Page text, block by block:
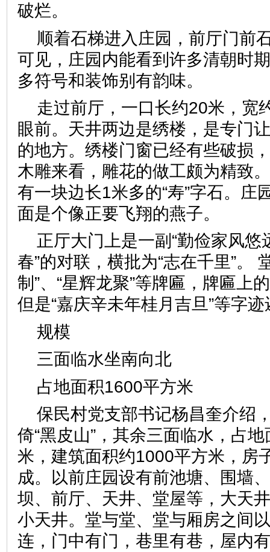
破烂。
顺着石梯进入庄园，前厅门前
可见，庄园内能看到许多清朝时
多符号和装饰别有韵味。
走过前厅，一口长约20米，宽
眼前。天井两边是绣楼，是专门
的地方。绣楼门窗已经有些破损
木雕来看，雕花的做工颇为精致
有一块边长1米多的“寿”字石。庄
面是个像正要飞翔的燕子。
正厅大门上是一副“勤俭家风悠
春”的对联，横批为“志在千里”。
制”、“星辉龙聚”等牌匾，牌匾上
但是“嘉庆辛未年桂月吉旦”等
规模
三面临水坐南向北
占地面积1600平方米
保民村党支部书记杨昌奎介绍
倚“黑皮山”，其余三面临水，占
米，建筑面积约1000平方米，房
成。以前庄园设有前池塘、围墙
坝、前厅、天井、堂屋等，大天
小天井。堂与堂、堂与厢房之间
连，门中有门，巷里有巷，屋内